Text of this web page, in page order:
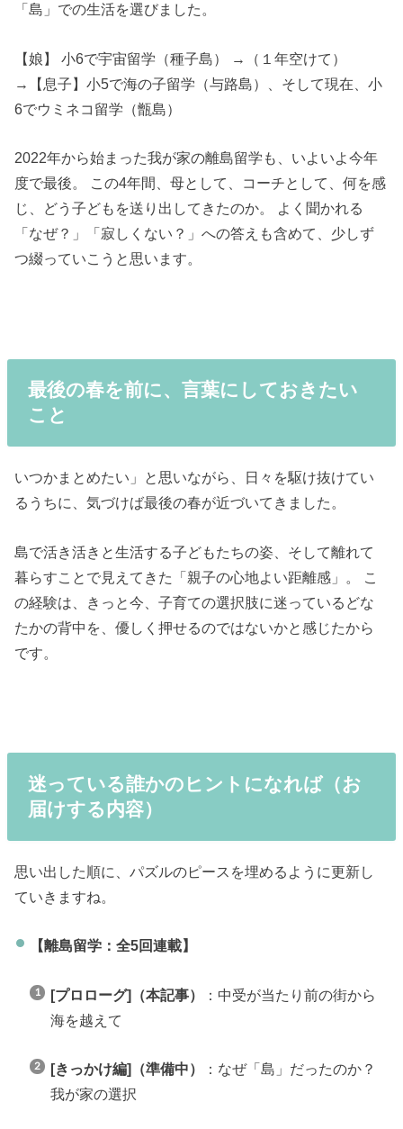
「島」での生活を選びました。
【娘】 小6で宇宙留学（種子島） →（１年空けて）
→【息子】小5で海の子留学（与路島）、そして現在、小
6でウミネコ留学（甑島）
2022年から始まった我が家の離島留学も、いよいよ今年
度で最後。 この4年間、母として、コーチとして、何を感
じ、どう子どもを送り出してきたのか。 よく聞かれる
「なぜ？」「寂しくない？」への答えも含めて、少しず
つ綴っていこうと思います。
最後の春を前に、言葉にしておきたい
こと
いつかまとめたい」と思いながら、日々を駆け抜けてい
るうちに、気づけば最後の春が近づいてきました。
島で活き活きと生活する子どもたちの姿、そして離れて
暮らすことで見えてきた「親子の心地よい距離感」。 こ
の経験は、きっと今、子育ての選択肢に迷っているどな
たかの背中を、優しく押せるのではないかと感じたから
です。
迷っている誰かのヒントになれば（お
届けする内容）
思い出した順に、パズルのピースを埋めるように更新し
ていきますね。
【離島留学：全5回連載】
[プロローグ]（本記事）
：中受が当たり前の街から
海を越えて
[きっかけ編]（準備中）
：なぜ「島」だったのか？
我が家の選択